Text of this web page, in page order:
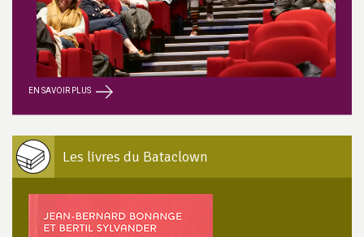
EN SAVOIR PLUS
Les livres du Bataclown